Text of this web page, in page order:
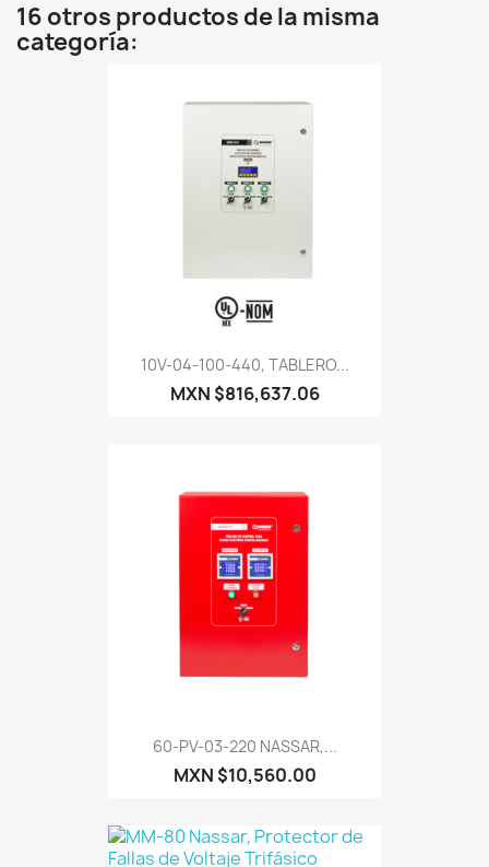
16 otros productos de la misma
categoría:
10V-04-100-440, TABLERO...
MXN $816,637.06
60-PV-03-220 NASSAR,...
MXN $10,560.00